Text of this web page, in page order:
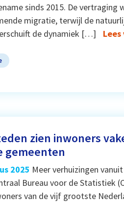
sinds 2015. De
migratie, terwijl de
de dynamiek […]
zien inwoners
gemeenten
2025 Meer verhuizingen
Bureau voor de Statistiek
van de vijf grootste